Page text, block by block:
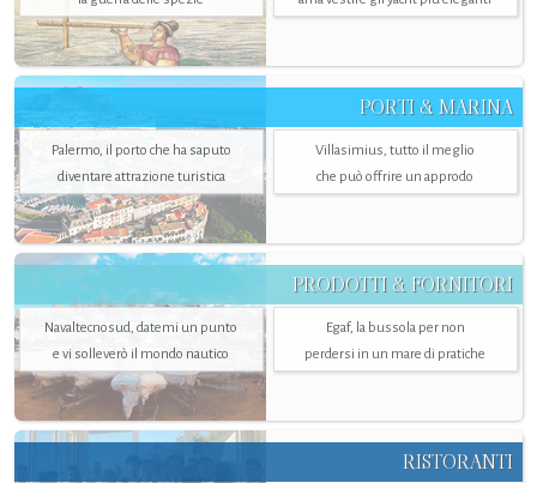
PORTI & MARINA
Palermo, il porto che ha saputo
diventare attrazione turistica
Villasimius, tutto il meglio
che può offrire un approdo
PRODOTTI & FORNITORI
Navaltecnosud, datemi un punto
e vi solleverò il mondo nautico
Egaf, la bussola per non
perdersi in un mare di pratiche
RISTORANTI